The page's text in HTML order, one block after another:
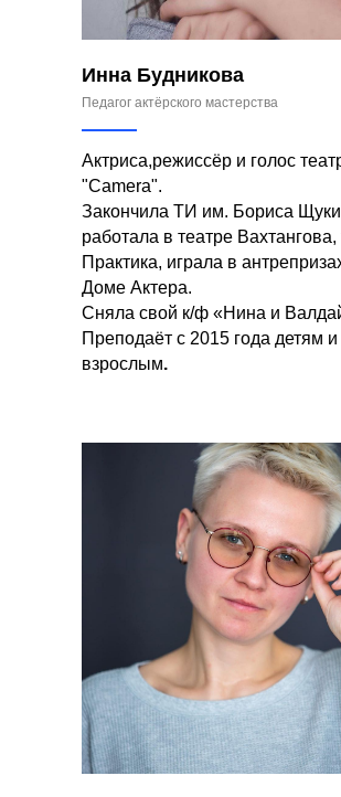
Инна Будникова
Педагог актёрского мастерства
Актриса,режиссёр и голос
"Camera".
Закончила ТИ им. Бориса
работала в театре Вахтангова,
Практика, играла в
Доме Актера.
Сняла свой к/ф «Нина и
Преподаёт с 2015 года детям и
взрослым.